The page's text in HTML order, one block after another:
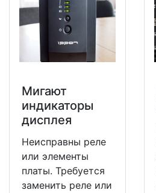
Мигают
индикаторы
дисплея
Неисправны реле
или элементы
платы. Требуется
заменить реле или